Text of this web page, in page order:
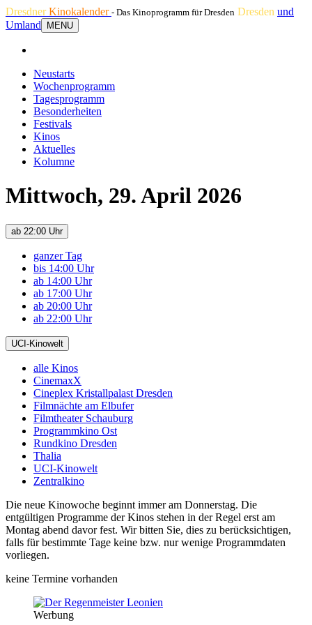
DresdnerKinokalender - Das Kinoprogramm für Dresden Dresden und
Umland
MENU
Neustarts
Wochenprogramm
Tagesprogramm
Besonderheiten
Festivals
Kinos
Aktuelles
Kolumne
Mittwoch, 29. April 2026
ab 22:00 Uhr
ganzer Tag
bis 14:00 Uhr
ab 14:00 Uhr
ab 17:00 Uhr
ab 20:00 Uhr
ab 22:00 Uhr
UCI-Kinowelt
alle Kinos
CinemaxX
Cineplex Kristallpalast Dresden
Filmnächte am Elbufer
Filmtheater Schauburg
Programmkino Ost
Rundkino Dresden
Thalia
UCI-Kinowelt
Zentralkino
Die neue Kinowoche beginnt immer am Donnerstag. Die
entgültigen Programme der Kinos stehen in der Regel erst am
Montag abend davor fest. Wir bitten Sie, dies zu berücksichtigen,
falls für bestimmte Tage keine bzw. nur wenige Programmdaten
vorliegen.
keine Termine vorhanden
Werbung